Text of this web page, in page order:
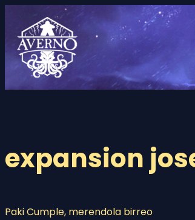
contenido
expansion
Paki Cumple, merendola birreo